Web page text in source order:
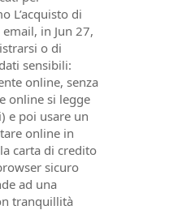
L’acquisto di
in Jun 27,
o di
sensibili:
online, senza
online si legge
e poi usare un
online in
carta di credito
sicuro
ad una
tranquillità